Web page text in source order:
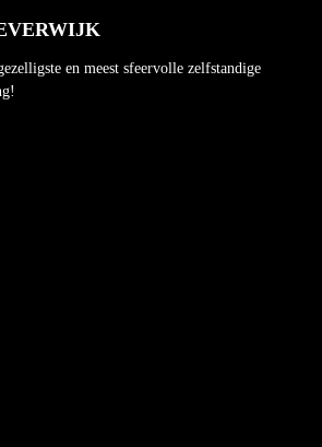
en meest sfeervolle zelfstandige